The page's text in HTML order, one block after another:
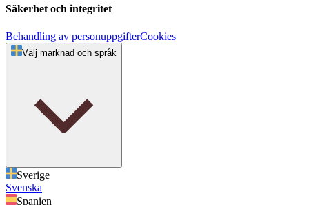
Säkerhet och integritet
Behandling av personuppgifterCookies
Välj marknad och språk
Sverige
Svenska
Spanien